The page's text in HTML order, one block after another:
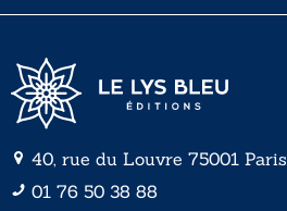
40, rue du Louvre 75001 Paris
01 76 50 38 88